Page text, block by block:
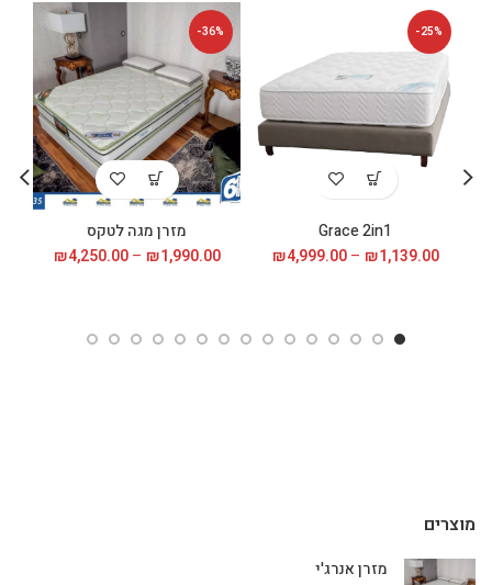
-25%
Grace 2in1
₪1,139.00
–
₪4,999.00
⁦₪4,999.00⁩
-36%
מזרן מגה לטקס
₪1,990.00
–
₪4,250.00
מוצרים
מזרן אנרג'י